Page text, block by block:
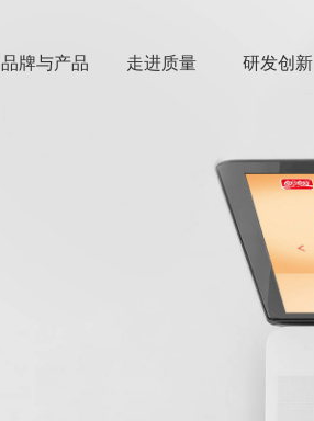
品牌与产品 走进质量 研发创新